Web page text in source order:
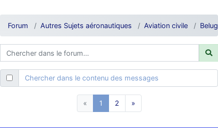
comprendre
d9pouces: ouakamois > si tu parles du sujet sur l'Armée de l'Air,
bien sûr que oui !
je suis un avion@,._,+: Bonjour je viens d'arriver il y a quelques
moi et quelques avions n'ont pas les mêmes noms qu'aujourd'hui
ouakamois: Bonjourà toutes et à tous.en espérantque ces
quelques images du Pays Basque vous auront plu ; Agur…
: Je me rattraperai à la Ferté samedi
Forum Autres Sujets aéronautiques Aviation civile
Chercher dans le contenu des messages
« 1 2 »